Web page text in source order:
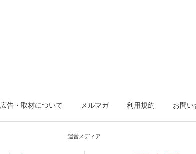
広告・取材について メルマガ 利用規約 お問い
運営メディア